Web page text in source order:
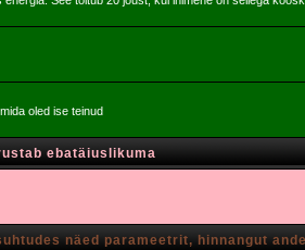
oled ise teinud
ebatäiuslikuma
näed parameetrit, hinnangut